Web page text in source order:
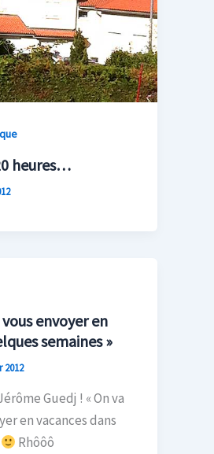
heures…
vous envoyer en
semaines »
2012
Guedj ! « On va
en vacances dans
Rhôôô